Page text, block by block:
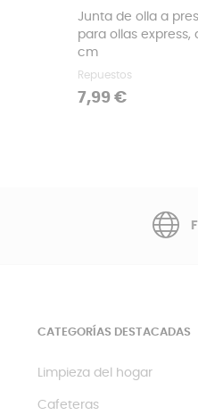
Junta de olla a
para ollas
cm
Repuestos
Precio
7,99 €
CATEGORÍAS DESTACADAS
Limpieza del hogar
Cafeteras